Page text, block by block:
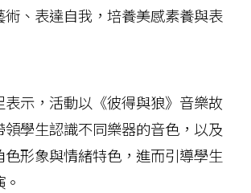
術、表達自我，培養美感素養與表
示，活動以《彼得與狼》音樂故
領學生認識不同樂器的音色，以及
形象與情緒特色，進而引導學生